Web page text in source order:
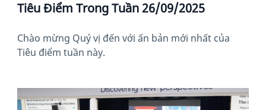
Tiêu Điểm Trong Tuần 26/09/2025
Chào mừng Quý vị đến với ấn bản mới nhất của
Tiêu điểm tuần này.